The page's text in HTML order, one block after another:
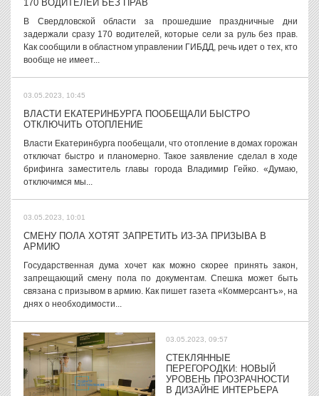
170 ВОДИТЕЛЕЙ БЕЗ ПРАВ
В Свердловской области за прошедшие праздничные дни
задержали сразу 170 водителей, которые сели за руль без прав.
Как сообщили в областном управлении ГИБДД, речь идет о тех, кто
вообще не имеет...
03.05.2023, 10:45
ВЛАСТИ ЕКАТЕРИНБУРГА ПООБЕЩАЛИ БЫСТРО
ОТКЛЮЧИТЬ ОТОПЛЕНИЕ
Власти Екатеринбурга пообещали, что отопление в домах горожан
отключат быстро и планомерно. Такое заявление сделал в ходе
брифинга заместитель главы города Владимир Гейко. «Думаю,
отключимся мы...
03.05.2023, 10:01
СМЕНУ ПОЛА ХОТЯТ ЗАПРЕТИТЬ ИЗ-ЗА ПРИЗЫВА В
АРМИЮ
Государственная дума хочет как можно скорее принять закон,
запрещающий смену пола по документам. Спешка может быть
связана с призывом в армию. Как пишет газета «Коммерсантъ», на
днях о необходимости...
03.05.2023, 09:57
СТЕКЛЯННЫЕ
ПЕРЕГОРОДКИ: НОВЫЙ
УРОВЕНЬ ПРОЗРАЧНОСТИ
В ДИЗАЙНЕ ИНТЕРЬЕРА